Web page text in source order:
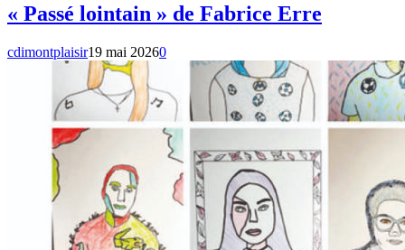
« Passé lointain » de Fabrice Erre
cdimontplaisir19 mai 20260